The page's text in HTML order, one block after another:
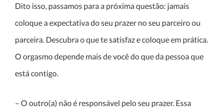
Dito isso, passamos para a próxima questão: jamais
coloque a expectativa do seu prazer no seu parceiro ou
parceira. Descubra o que te satisfaz e coloque em prática.
O orgasmo depende mais de você do que da pessoa que
está contigo.
– O outro(a) não é responsável pelo seu prazer. Essa